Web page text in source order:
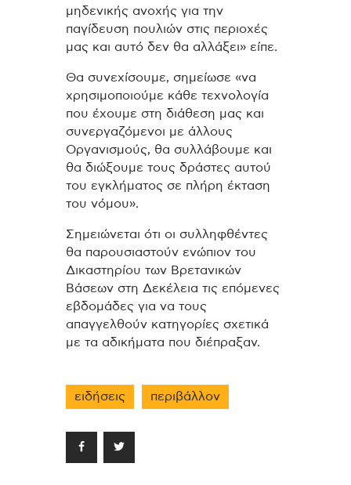
μηδενικής ανοχής για την
παγίδευση πουλιών στις περιοχές
μας και αυτό δεν θα αλλάξει» είπε.
Θα συνεχίσουμε, σημείωσε «να
χρησιμοποιούμε κάθε τεχνολογία
που έχουμε στη διάθεση μας και
συνεργαζόμενοι με άλλους
Οργανισμούς, θα συλλάβουμε και
θα διώξουμε τους δράστες αυτού
του εγκλήματος σε πλήρη έκταση
του νόμου».
Σημειώνεται ότι οι συλληφθέντες
θα παρουσιαστούν ενώπιον του
Δικαστηρίου των Βρετανικών
Βάσεων στη Δεκέλεια τις επόμενες
εβδομάδες για να τους
απαγγελθούν κατηγορίες σχετικά
με τα αδικήματα που διέπραξαν.
ειδήσεις περιβάλλον